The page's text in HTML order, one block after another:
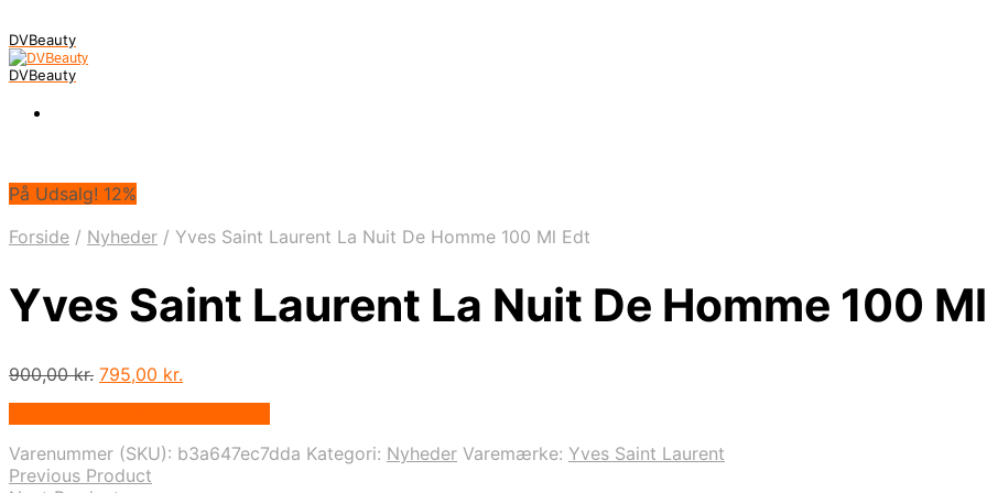
DVBeauty
DVBeauty
På Udsalg! 12%
Forside / Nyheder / Yves Saint Laurent La Nuit De Homme 100 Ml Edt
Yves Saint Laurent La Nuit De Homme 100
900,00kr. Den
900,00 kr..
795,00 kr.
795,00 kr..
Varenummer (SKU): b3a647ec7dda Kategori: Nyheder Varemærke: Yves Saint Laurent
Previous Product